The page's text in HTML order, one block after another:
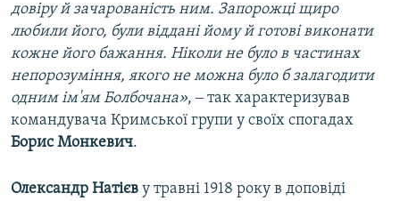
довіру й зачарованість ним. Запорожці щиро
любили його, були віддані йому й готові виконати
кожне його бажання. Ніколи не було в частинах
непорозуміння, якого не можна було б залагодити
одним ім'ям Болбочана», ‒ так характеризував
командувача Кримської групи у своїх спогадах
Борис Монкевич.
Олександр Натієв у травні 1918 року в доповіді